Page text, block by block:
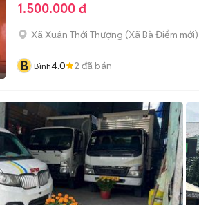
1.500.000 đ
Xã Xuân Thới Thượng (Xã Bà Điểm mới)
B Bình4.0 2 đã bán